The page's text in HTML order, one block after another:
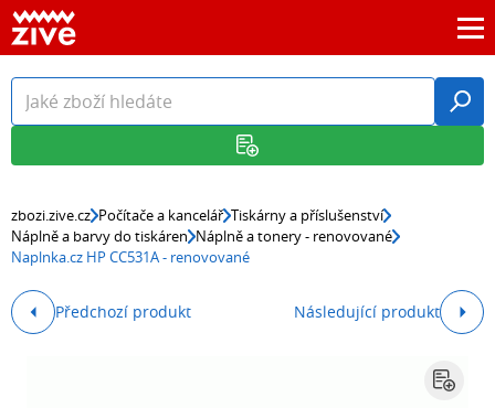
zbozi.zive.cz Počítače a kancelář Tiskárny a příslušenství
Náplně a barvy do tiskáren Náplně a tonery - renovované
Naplnka.cz HP CC531A - renovované
Předchozí produkt Následující produkt